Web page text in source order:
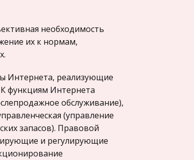
необходимость
их к нормам,
Интернета, реализующие
функциям Интернета
обслуживание),
(управление
запасов). Правовой
и регулирующие